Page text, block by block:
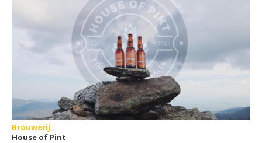
Brouwerij
House of Pint